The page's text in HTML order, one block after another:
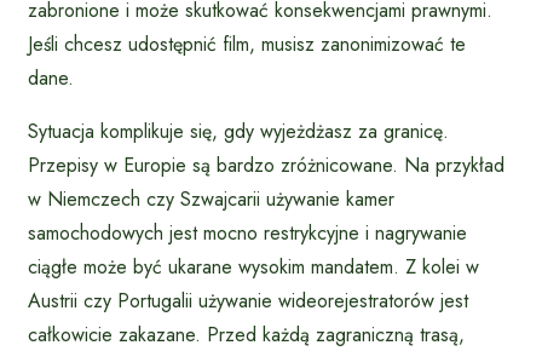
zabronione i może skutkować konsekwencjami prawnymi.
Jeśli chcesz udostępnić film, musisz zanonimizować te
dane.
Sytuacja komplikuje się, gdy wyjeżdżasz za granicę.
Przepisy w Europie są bardzo zróżnicowane. Na przykład
w Niemczech czy Szwajcarii używanie kamer
samochodowych jest mocno restrykcyjne i nagrywanie
ciągłe może być ukarane wysokim mandatem. Z kolei w
Austrii czy Portugalii używanie wideorejestratorów jest
całkowicie zakazane. Przed każdą zagraniczną trasą,